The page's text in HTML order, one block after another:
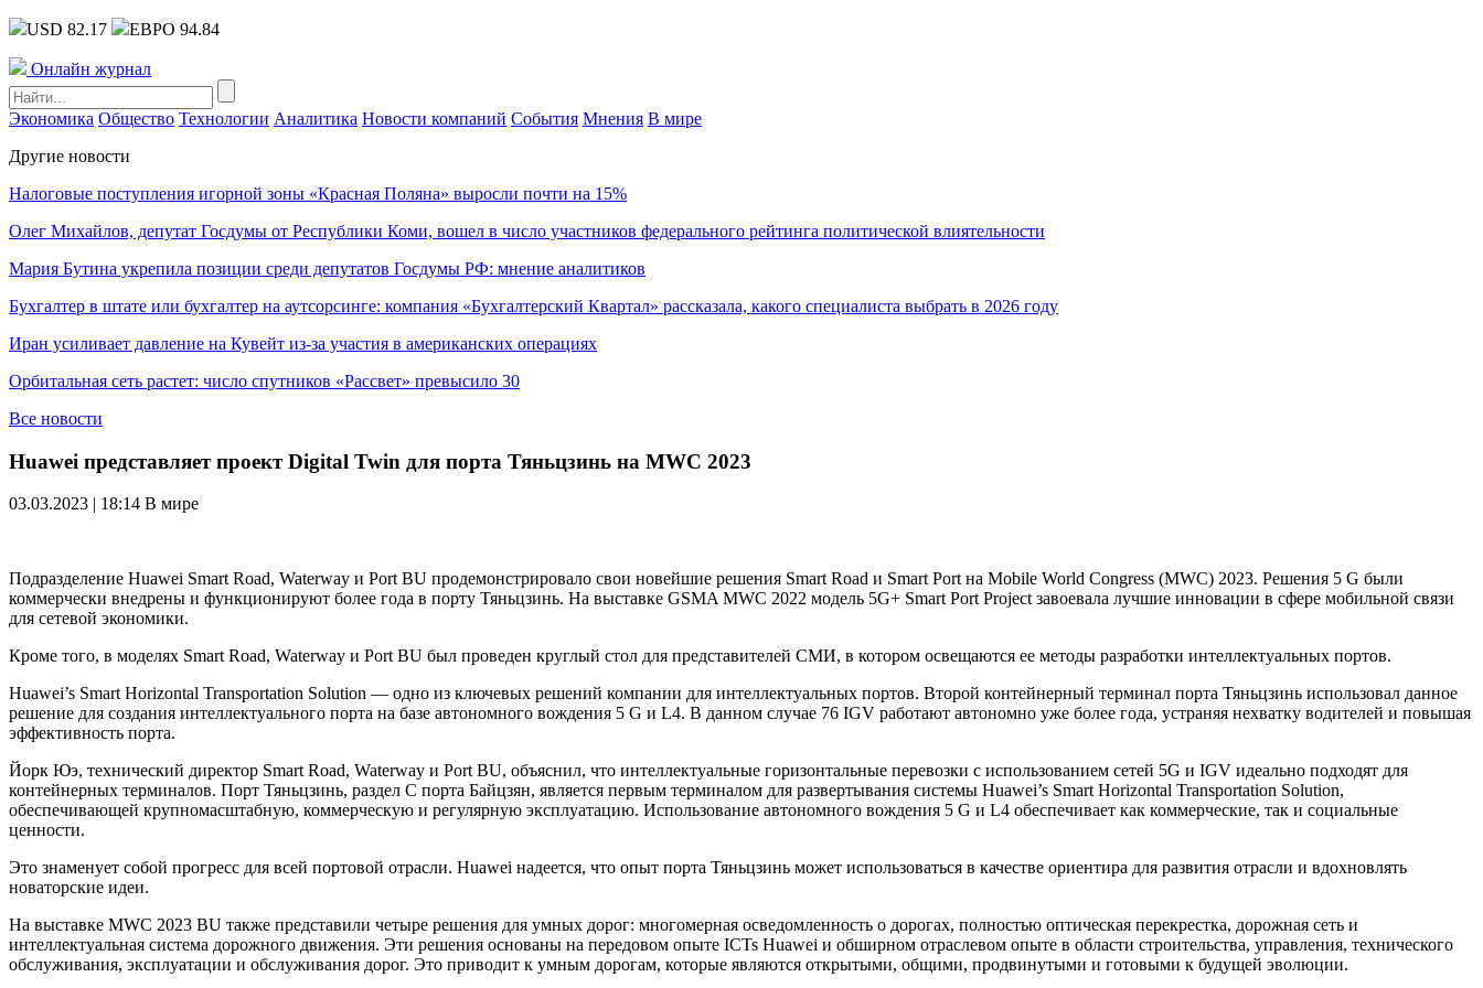
USD 82.17 ЕВРО 94.84
Онлайн журнал
Экономика Общество Технологии Аналитика Новости компаний События Мнения В мире
Другие новости
Налоговые поступления игорной зоны «Красная Поляна» выросли почти на 15%
Олег Михайлов, депутат Госдумы от Республики Коми, вошел в число участников федерального рейтинга политической влиятельности
Мария Бутина укрепила позиции среди депутатов Госдумы РФ: мнение аналитиков
Бухгалтер в штате или бухгалтер на аутсорсинге: компания «Бухгалтерский Квартал» рассказала, какого специалиста выбрать в 2026 году
Иран усиливает давление на Кувейт из-за участия в американских операциях
Орбитальная сеть растет: число спутников «Рассвет» превысило 30
Все новости
Huawei представляет проект Digital Twin для порта Тяньцзинь на MWC 2023
03.03.2023 | 18:14 В мире
Подразделение Huawei Smart Road, Waterway и Port BU продемонстрировало свои новейшие решения Smart Road и Smart Port на Mobile World Congress (MWC) 2023. Решения 5 G были
коммерчески внедрены и функционируют более года в порту Тяньцзинь. На выставке GSMA MWC 2022 модель 5G+ Smart Port Project завоевала лучшие инновации в сфере мобильной связи
для сетевой экономики.
Кроме того, в моделях Smart Road, Waterway и Port BU был проведен круглый стол для представителей СМИ, в котором освещаются ее методы разработки интеллектуальных портов.
Huawei’s Smart Horizontal Transportation Solution — одно из ключевых решений компании для интеллектуальных портов. Второй контейнерный терминал порта Тяньцзинь использовал данное
решение для создания интеллектуального порта на базе автономного вождения 5 G и L4. В данном случае 76 IGV работают автономно уже более года, устраняя нехватку водителей и повышая
эффективность порта.
Йорк Юэ, технический директор Smart Road, Waterway и Port BU, объяснил, что интеллектуальные горизонтальные перевозки с использованием сетей 5G и IGV идеально подходят для
контейнерных терминалов. Порт Тяньцзинь, раздел C порта Байцзян, является первым терминалом для развертывания системы Huawei’s Smart Horizontal Transportation Solution,
обеспечивающей крупномасштабную, коммерческую и регулярную эксплуатацию. Использование автономного вождения 5 G и L4 обеспечивает как коммерческие, так и социальные
ценности.
Это знаменует собой прогресс для всей портовой отрасли. Huawei надеется, что опыт порта Тяньцзинь может использоваться в качестве ориентира для развития отрасли и вдохновлять
новаторские идеи.
На выставке MWC 2023 BU также представили четыре решения для умных дорог: многомерная осведомленность о дорогах, полностью оптическая перекрестка, дорожная сеть и
интеллектуальная система дорожного движения. Эти решения основаны на передовом опыте ICTs Huawei и обширном отраслевом опыте в области строительства, управления, технического
обслуживания, эксплуатации и обслуживания дорог. Это приводит к умным дорогам, которые являются открытыми, общими, продвинутыми и готовыми к будущей эволюции.